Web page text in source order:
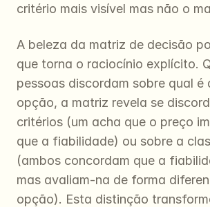
critério mais visível mas não o
A beleza da matriz de decisão
que torna o raciocínio explícito.
pessoas discordam sobre qual é
opção, a matriz revela se
critérios (um acha que o preço
que a fiabilidade) ou sobre a
(ambos concordam que a
mas avaliam-na de forma
opção). Esta distinção